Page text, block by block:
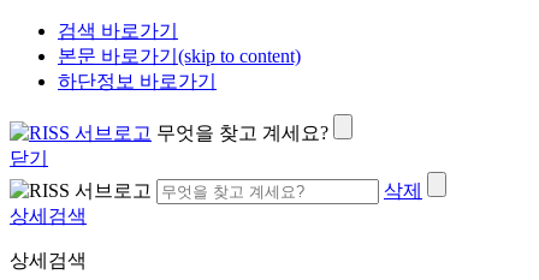
검색 바로가기
본문 바로가기(skip to content)
하단정보 바로가기
무엇을 찾고 계세요?
닫기
삭제
상세검색
상세검색